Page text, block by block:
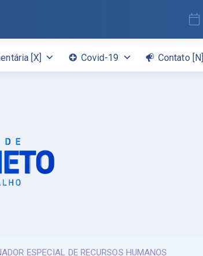
[X] Covid-19 Contato [N]
ESPECIAL DE RECURSOS HUMANOS